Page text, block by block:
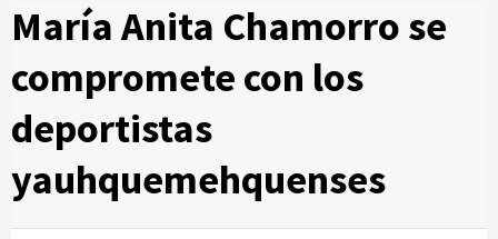
María Anita Chamorro se
compromete con los
deportistas
yauhquemehquenses